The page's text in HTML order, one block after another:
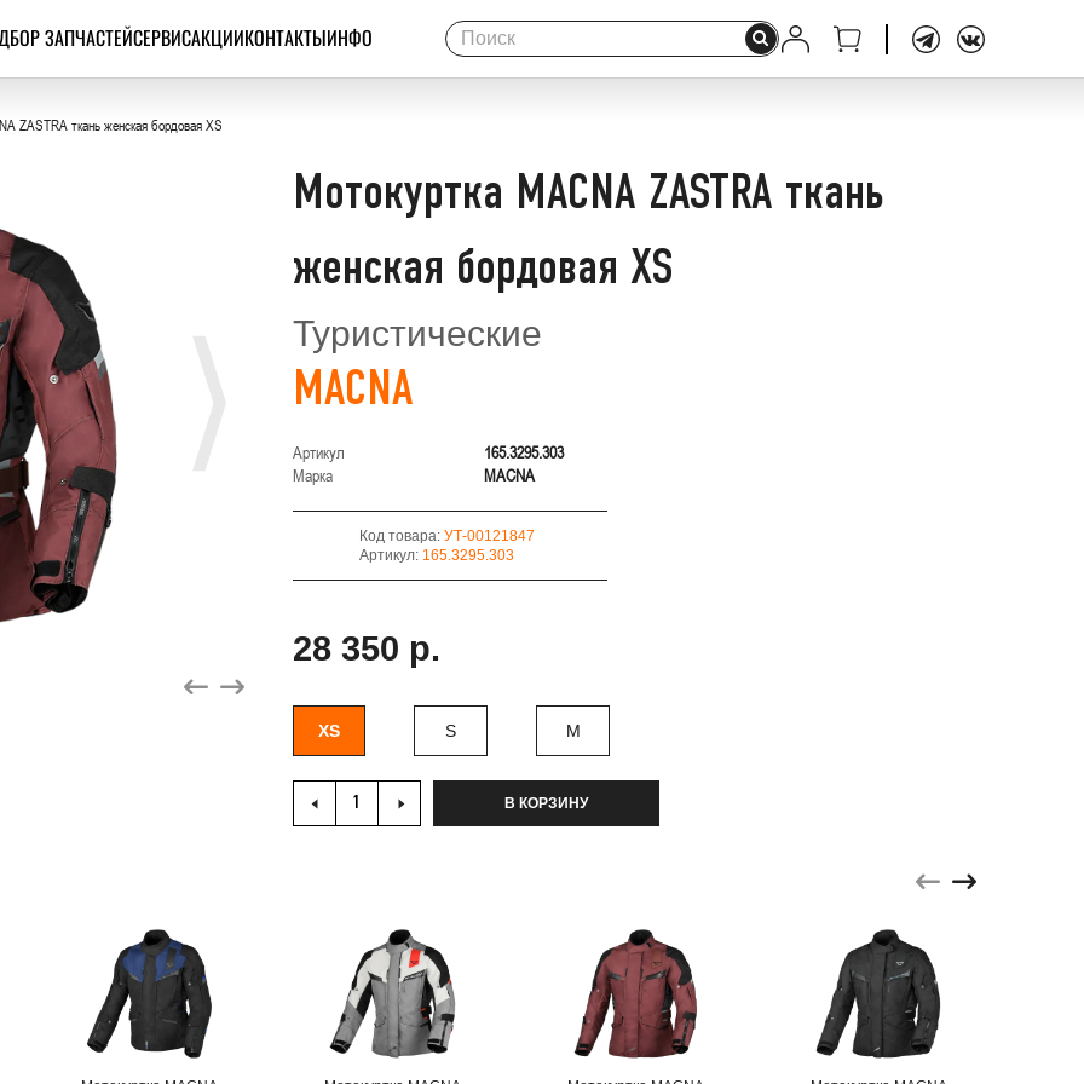
ЗАПЧАСТЕЙСЕРВИСАКЦИИКОНТАКТЫИНФО
ZASTRA ткань женская бордовая XS
Мотокуртка MACNA ZASTRA ткань
женская бордовая XS
Туристические
MACNA
Артикул
165.3295.303
Марка
MACNA
Код товара: УТ-00121847
Артикул: 165.3295.303
28 350 р.
XS S M
В КОРЗИНУ